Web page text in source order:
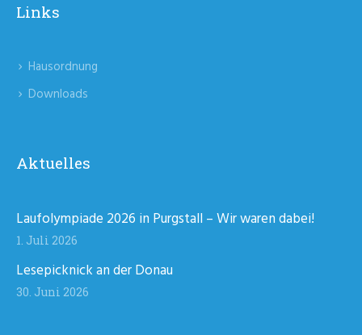
Links
Hausordnung
Downloads
Aktuelles
Laufolympiade 2026 in Purgstall – Wir waren dabei!
1. Juli 2026
Lesepicknick an der Donau
30. Juni 2026